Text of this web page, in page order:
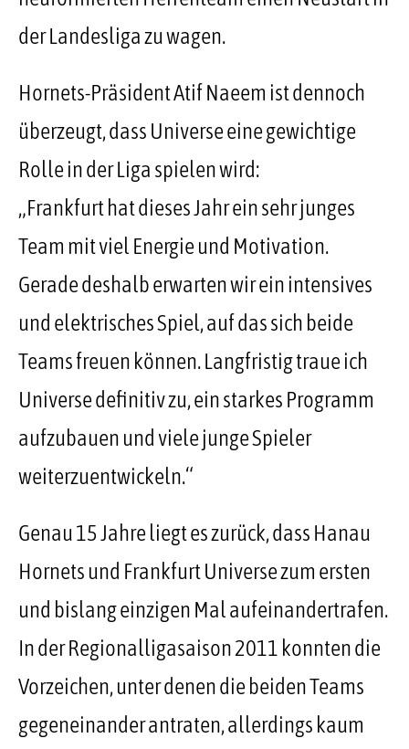
der Landesliga zu wagen.
Hornets-Präsident Atif Naeem ist dennoch
überzeugt, dass Universe eine gewichtige
Rolle in der Liga spielen wird:
„Frankfurt hat dieses Jahr ein sehr junges
Team mit viel Energie und Motivation.
Gerade deshalb erwarten wir ein intensives
und elektrisches Spiel, auf das sich beide
Teams freuen können. Langfristig traue ich
Universe definitiv zu, ein starkes Programm
aufzubauen und viele junge Spieler
weiterzuentwickeln.“
Genau 15 Jahre liegt es zurück, dass Hanau
Hornets und Frankfurt Universe zum ersten
und bislang einzigen Mal aufeinandertrafen.
In der Regionalligasaison 2011 konnten die
Vorzeichen, unter denen die beiden Teams
gegeneinander antraten, allerdings kaum